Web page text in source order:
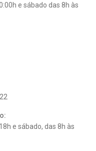
e sábado das 8h às
e sábado, das 8h às